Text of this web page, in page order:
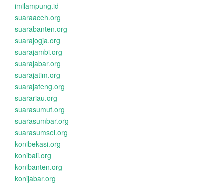
imilampung.id
suaraaceh.org
suarabanten.org
suarajogja.org
suarajambi.org
suarajabar.org
suarajatim.org
suarajateng.org
suarariau.org
suarasumut.org
suarasumbar.org
suarasumsel.org
konibekasi.org
konibali.org
konibanten.org
konijabar.org